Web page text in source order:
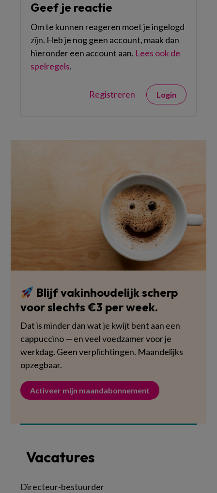
Geef je reactie
Om te kunnen reageren moet je ingelogd
zijn. Heb je nog geen account, maak dan
hieronder een account aan. Lees ook de
spelregels.
Registreren Login
Blijf vakinhoudelijk scherp
voor slechts €3 per week.
Dat is minder dan wat je kwijt bent aan een
cappuccino — en veel voedzamer voor je
werkdag. Geen verplichtingen. Maandelijks
opzegbaar.
Activeer mijn maandabonnement
Vacatures
Directeur-bestuurder